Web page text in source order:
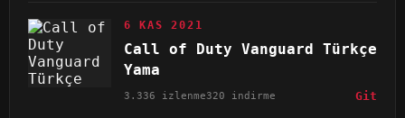
6 KAS 2021
Call of Duty Vanguard Türkçe
Yama
3.336 izlenme320 indirme Git